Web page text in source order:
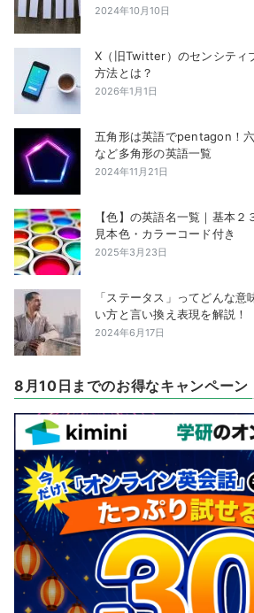
2024年10月10日
X（旧Twitter）のセンシティ
方法とは？
2026年1月1日
五角形は英語でpentagon！
など多角形の英語一覧
2024年11月21日
【色】の英語名一覧｜基本２
見本色・カラーコード付き
2025年3月23日
「ステータス」ってどんな
い方と言い換え表現を解説！
2024年6月17日
8月10日までのお得なキャンペーン